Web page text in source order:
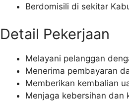
Berdomisili di sekitar
Detail Pekerjaan
Melayani pelanggan
Menerima pembayaran
Memberikan kembalian
Menjaga kebersihan dan